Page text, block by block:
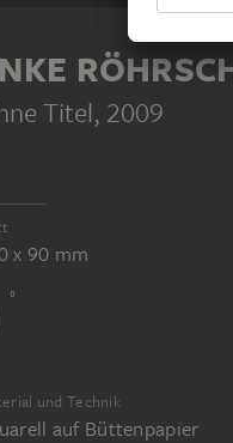
Titel, 2009
x 90 mm
und Technik
auf Büttenpapier